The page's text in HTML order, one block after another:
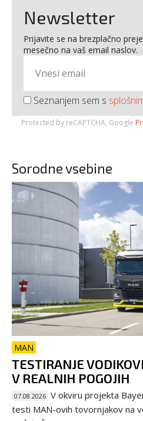
Newsletter
Prijavite se na brezplačno
mesečno na vaš email naslov.
Seznanjem sem s
Protected by reCAPTCHA, Google
Sorodne vsebine
MAN
TESTIRANJE
V REALNIH POGOJIH
07.08.2026 V okviru projekta
testi MAN-ovih tovornjakov na